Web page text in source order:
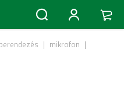
| mikrofon |